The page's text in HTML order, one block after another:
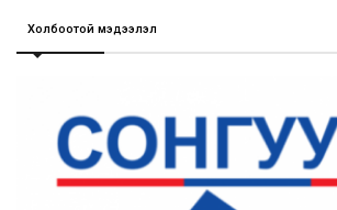
Холбоотой мэдээлэл